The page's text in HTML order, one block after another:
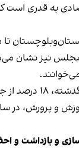
به قدری است
تا مدرسه به ۲۰ تا ۵۰
نیز نشان
بازمانده‌اند.
و بازداشت و